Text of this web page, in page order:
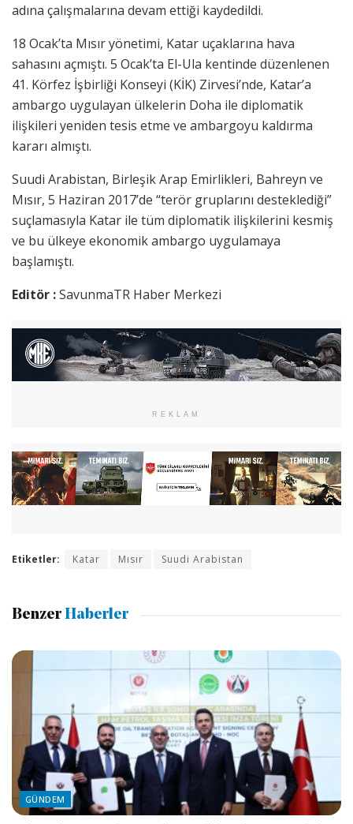
adına çalışmalarına devam ettiği kaydedildi.
18 Ocak’ta Mısır yönetimi, Katar uçaklarına hava
sahasını açmıştı. 5 Ocak’ta El-Ula kentinde düzenlenen
41. Körfez İşbirliği Konseyi (KİK) Zirvesi’nde, Katar’a
ambargo uygulayan ülkelerin Doha ile diplomatik
ilişkileri yeniden tesis etme ve ambargoyu kaldırma
kararı almıştı.
Suudi Arabistan, Birleşik Arap Emirlikleri, Bahreyn ve
Mısır, 5 Haziran 2017’de “terör gruplarını desteklediği”
suçlamasıyla Katar ile tüm diplomatik ilişkilerini kesmiş
ve bu ülkeye ekonomik ambargo uygulamaya
başlamıştı.
Editör :SavunmaTR Haber Merkezi
REKLAM
Etiketler: Katar Mısır Suudi Arabistan
Benzer Haberler
GÜNDEM